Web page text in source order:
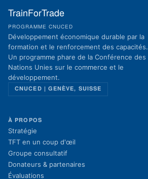
TrainForTrade
PROGRAMME CNUCED
Développement économique durable par la
formation et le renforcement des capacités.
Un programme phare de la Conférence des
Nations Unies sur le commerce et le
développement.
CNUCED | GENÈVE, SUISSE
À PROPOS
Stratégie
TFT en un coup d'œil
Groupe consultatif
Donateurs & partenaires
Évaluations